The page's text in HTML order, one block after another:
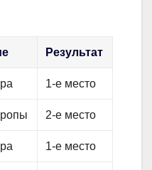
Результат
1-е место
2-е место
1-е место